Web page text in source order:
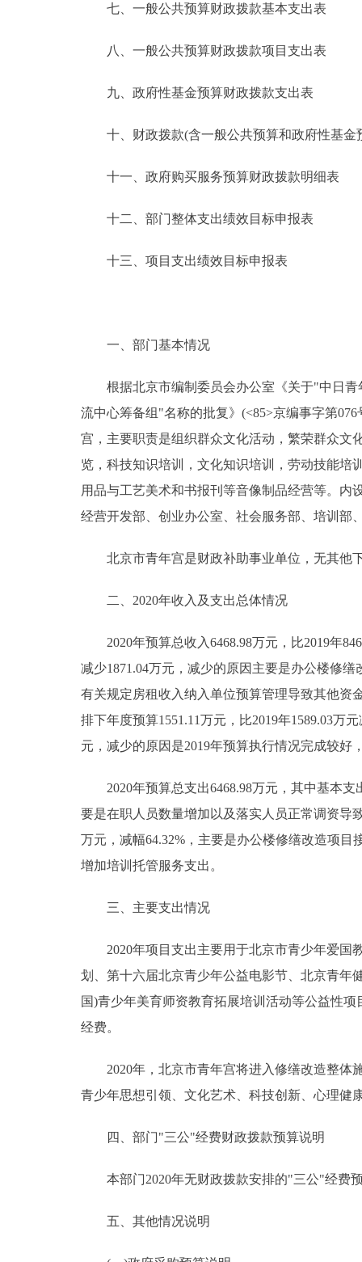
ENGLISH
七、一般公共预算财政拨款基本支出表
八、一般公共预算财政拨款项目支出表
九、政府性基金预算财政拨款支出表
十、财政拨款(含一般公共预算和政府性基金
十一、政府购买服务预算财政拨款明细表
十二、部门整体支出绩效目标申报表
十三、项目支出绩效目标申报表
一、部门基本情况
根据北京市编制委员会办公室《关于"中日青
流中心筹备组"名称的批复》(<85>京编事字第
宫，主要职责是组织群众文化活动，繁荣群众文
览，科技知识培训，文化知识培训，劳动技能培
用品与工艺美术和书报刊等音像制品经营等。内
经营开发部、创业办公室、社会服务部、培训部
北京市青年宫是财政补助事业单位，无其他下
二、2020年收入及支出总体情况
2020年预算总收入6468.98万元，比2019年
减少1871.04万元，减少的原因主要是办公楼修
有关规定房租收入纳入单位预算管理导致其他资
排下年度预算1551.11万元，比2019年1589.03万
元，减少的原因是2019年预算执行情况完成较好
2020年预算总支出6468.98万元，其中基本支出
要是在职人员数量增加以及落实人员正常调资导
万元，减幅64.32%，主要是办公楼修缮改造项目
增加培训托管服务支出。
三、主要支出情况
2020年项目支出主要用于北京市青少年爱国
划、第十六届北京青少年公益电影节、北京青年
国)青少年美育师资教育拓展培训活动等公益性
经费。
2020年，北京市青年宫将进入修缮改造整体
青少年思想引领、文化艺术、科技创新、心理健
四、部门"三公"经费财政拨款预算说明
本部门2020年无财政拨款安排的"三公"经费
五、其他情况说明